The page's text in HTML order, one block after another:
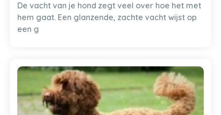
De vacht van je hond zegt veel over hoe het met
hem gaat. Een glanzende, zachte vacht wijst op
een g